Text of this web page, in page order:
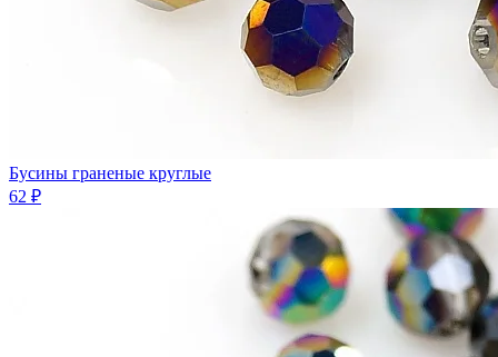
Бусины граненые круглые
62 ₽